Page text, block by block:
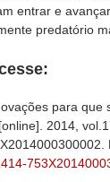
entrar e
predatório
para
2014,